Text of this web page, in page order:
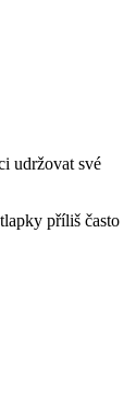
udržovat své
příliš často